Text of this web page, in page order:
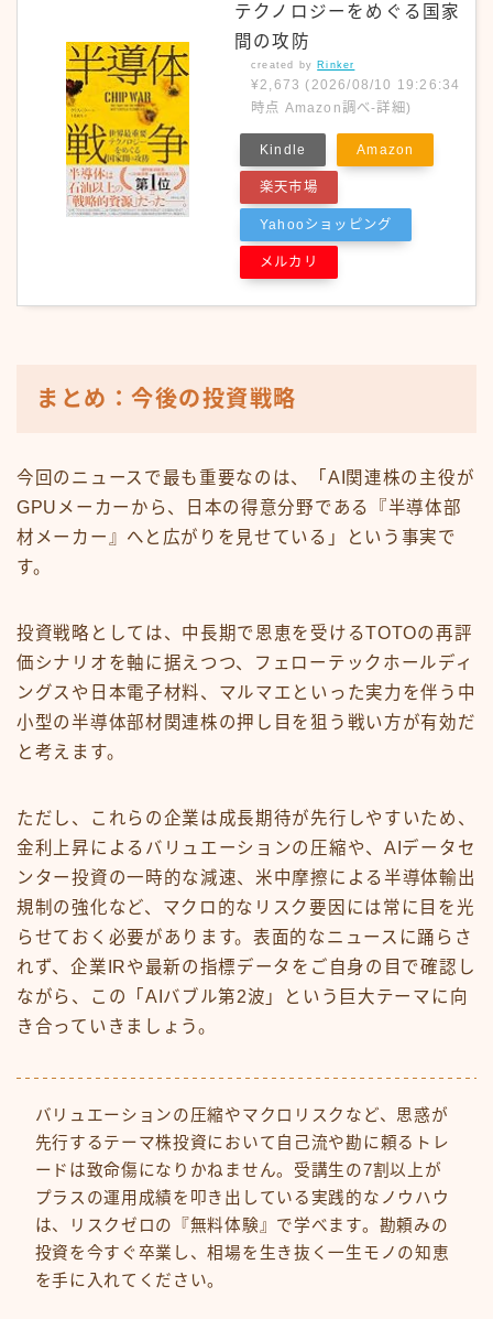
テクノロジーをめぐる国家
間の攻防
created by Rinker
¥2,673 (2026/08/10 19:26:34
時点 Amazon調べ-詳細)
Kindle Amazon
楽天市場
Yahooショッピング
メルカリ
まとめ：今後の投資戦略
今回のニュースで最も重要なのは、「AI関連株の主役が
GPUメーカーから、日本の得意分野である『半導体部
材メーカー』へと広がりを見せている」という事実で
す。
投資戦略としては、中長期で恩恵を受けるTOTOの再評
価シナリオを軸に据えつつ、フェローテックホールディ
ングスや日本電子材料、マルマエといった実力を伴う中
小型の半導体部材関連株の押し目を狙う戦い方が有効だ
と考えます。
ただし、これらの企業は成長期待が先行しやすいため、
金利上昇によるバリュエーションの圧縮や、AIデータセ
ンター投資の一時的な減速、米中摩擦による半導体輸出
規制の強化など、マクロ的なリスク要因には常に目を光
らせておく必要があります。表面的なニュースに踊らさ
れず、企業IRや最新の指標データをご自身の目で確認し
ながら、この「AIバブル第2波」という巨大テーマに向
き合っていきましょう。
バリュエーションの圧縮やマクロリスクなど、思惑が
先行するテーマ株投資において自己流や勘に頼るトレ
ードは致命傷になりかねません。受講生の7割以上が
プラスの運用成績を叩き出している実践的なノウハウ
は、リスクゼロの『無料体験』で学べます。勘頼みの
投資を今すぐ卒業し、相場を生き抜く一生モノの知恵
を手に入れてください。